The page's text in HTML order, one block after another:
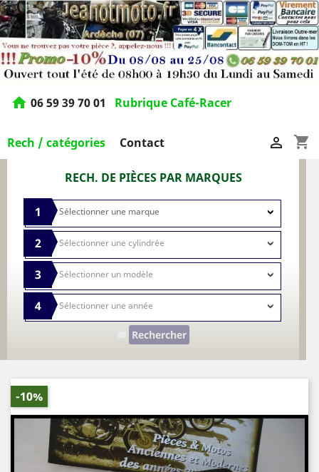
home 06 59 39 70 01 Rubrique Café-Racer
Rech / catégories Contact shopping_cart

RECH. DE PIÈCES PAR MARQUES
1
2
3
4
Rechercher
-10%